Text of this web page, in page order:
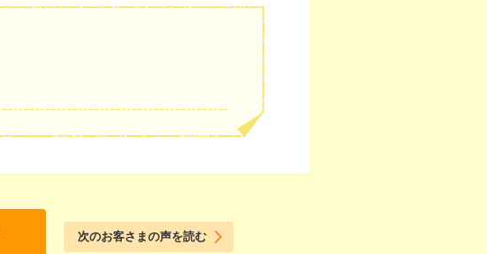
次のお客さまの声を読む